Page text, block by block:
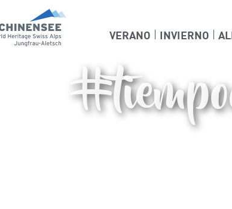
VERANO INVIERNO